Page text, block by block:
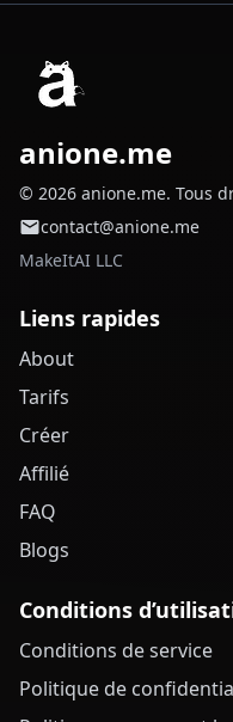
anione.me
© 2026 anione.me. Tous
contact@anione.me
MakeItAI LLC
Liens rapides
About
Tarifs
Créer
Affilié
FAQ
Blogs
Conditions
Conditions de service
Politique de